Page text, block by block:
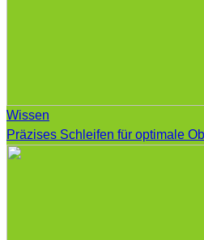
Wissen
Präzises Schleifen für optimale